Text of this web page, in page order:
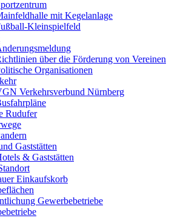
mit Kegelanlage
Kleinspielfeld
über die Förderung von Vereinen
Organisationen
Verkehrsverbund Nürnberg
Rudufer
Gaststätten
& Gaststätten
Einkaufskorb
Gewerbebetriebe